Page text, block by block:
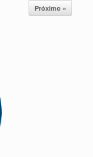
Próximo »